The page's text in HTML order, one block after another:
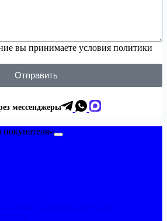
вы принимаете условия политики
Отправить
мессенджеры